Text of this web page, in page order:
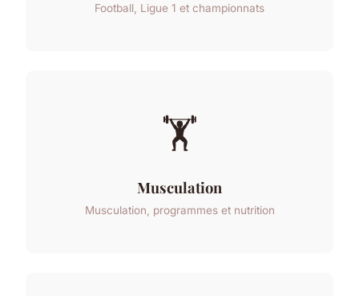
Football, Ligue 1 et championnats
🏋️
Musculation
Musculation, programmes et nutrition